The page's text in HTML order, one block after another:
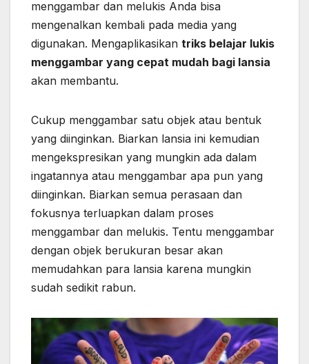
menggambar dan melukis Anda bisa
mengenalkan kembali pada media yang
digunakan. Mengaplikasikan triks belajar lukis
menggambar yang cepat mudah bagi lansia
akan membantu.
Cukup menggambar satu objek atau bentuk
yang diinginkan. Biarkan lansia ini kemudian
mengekspresikan yang mungkin ada dalam
ingatannya atau menggambar apa pun yang
diinginkan. Biarkan semua perasaan dan
fokusnya terluapkan dalam proses
menggambar dan melukis. Tentu menggambar
dengan objek berukuran besar akan
memudahkan para lansia karena mungkin
sudah sedikit rabun.